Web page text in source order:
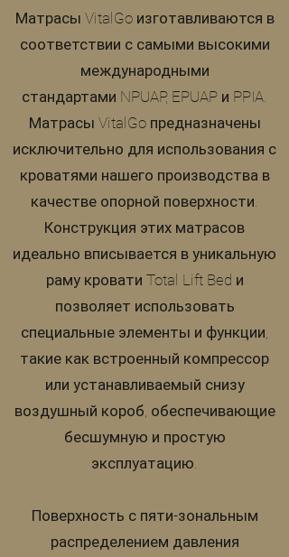
Матрасы VitalGo изготавливаются в
соответствии с самыми высокими
международными
стандартами NPUAP, EPUAP и PPIA.
Матрасы VitalGo предназначены
исключительно для использования с
кроватями нашего производства в
качестве опорной поверхности.
Конструкция этих матрасов
идеально вписывается в уникальную
раму кровати Total Lift Bed и
позволяет использовать
специальные элементы и функции,
такие как встроенный компрессор
или устанавливаемый снизу
воздушный короб, обеспечивающие
бесшумную и простую
эксплуатацию.
Поверхность с пяти-зональным
распределением давления